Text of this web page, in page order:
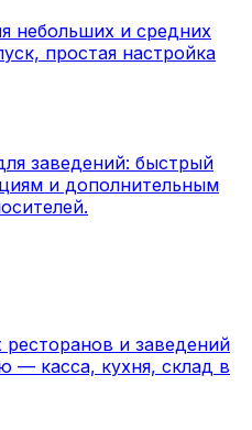
небольших и средних
простая настройка
заведений: быстрый
и дополнительным
ресторанов и заведений
— касса, кухня, склад в